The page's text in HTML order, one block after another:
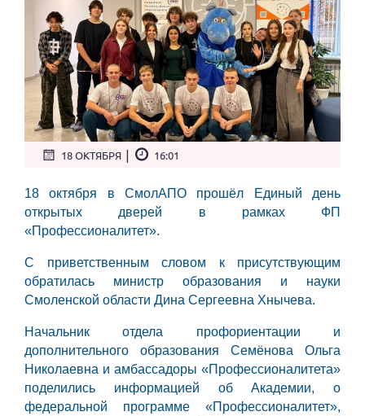
18 ОКТЯБРЯ | 16:01
18 октября в СмолАПО прошёл Единый день
открытых дверей в рамках ФП
«Профессионалитет».
С приветственным словом к присутствующим
обратилась министр образования и науки
Смоленской области Дина Сергеевна Хнычева.
Начальник отдела профориентации и
дополнительного образования Семёнова Ольга
Николаевна и амбассадоры «Профессионалитета»
поделились информацией об Академии, о
федеральной программе «Профессионалитет»,